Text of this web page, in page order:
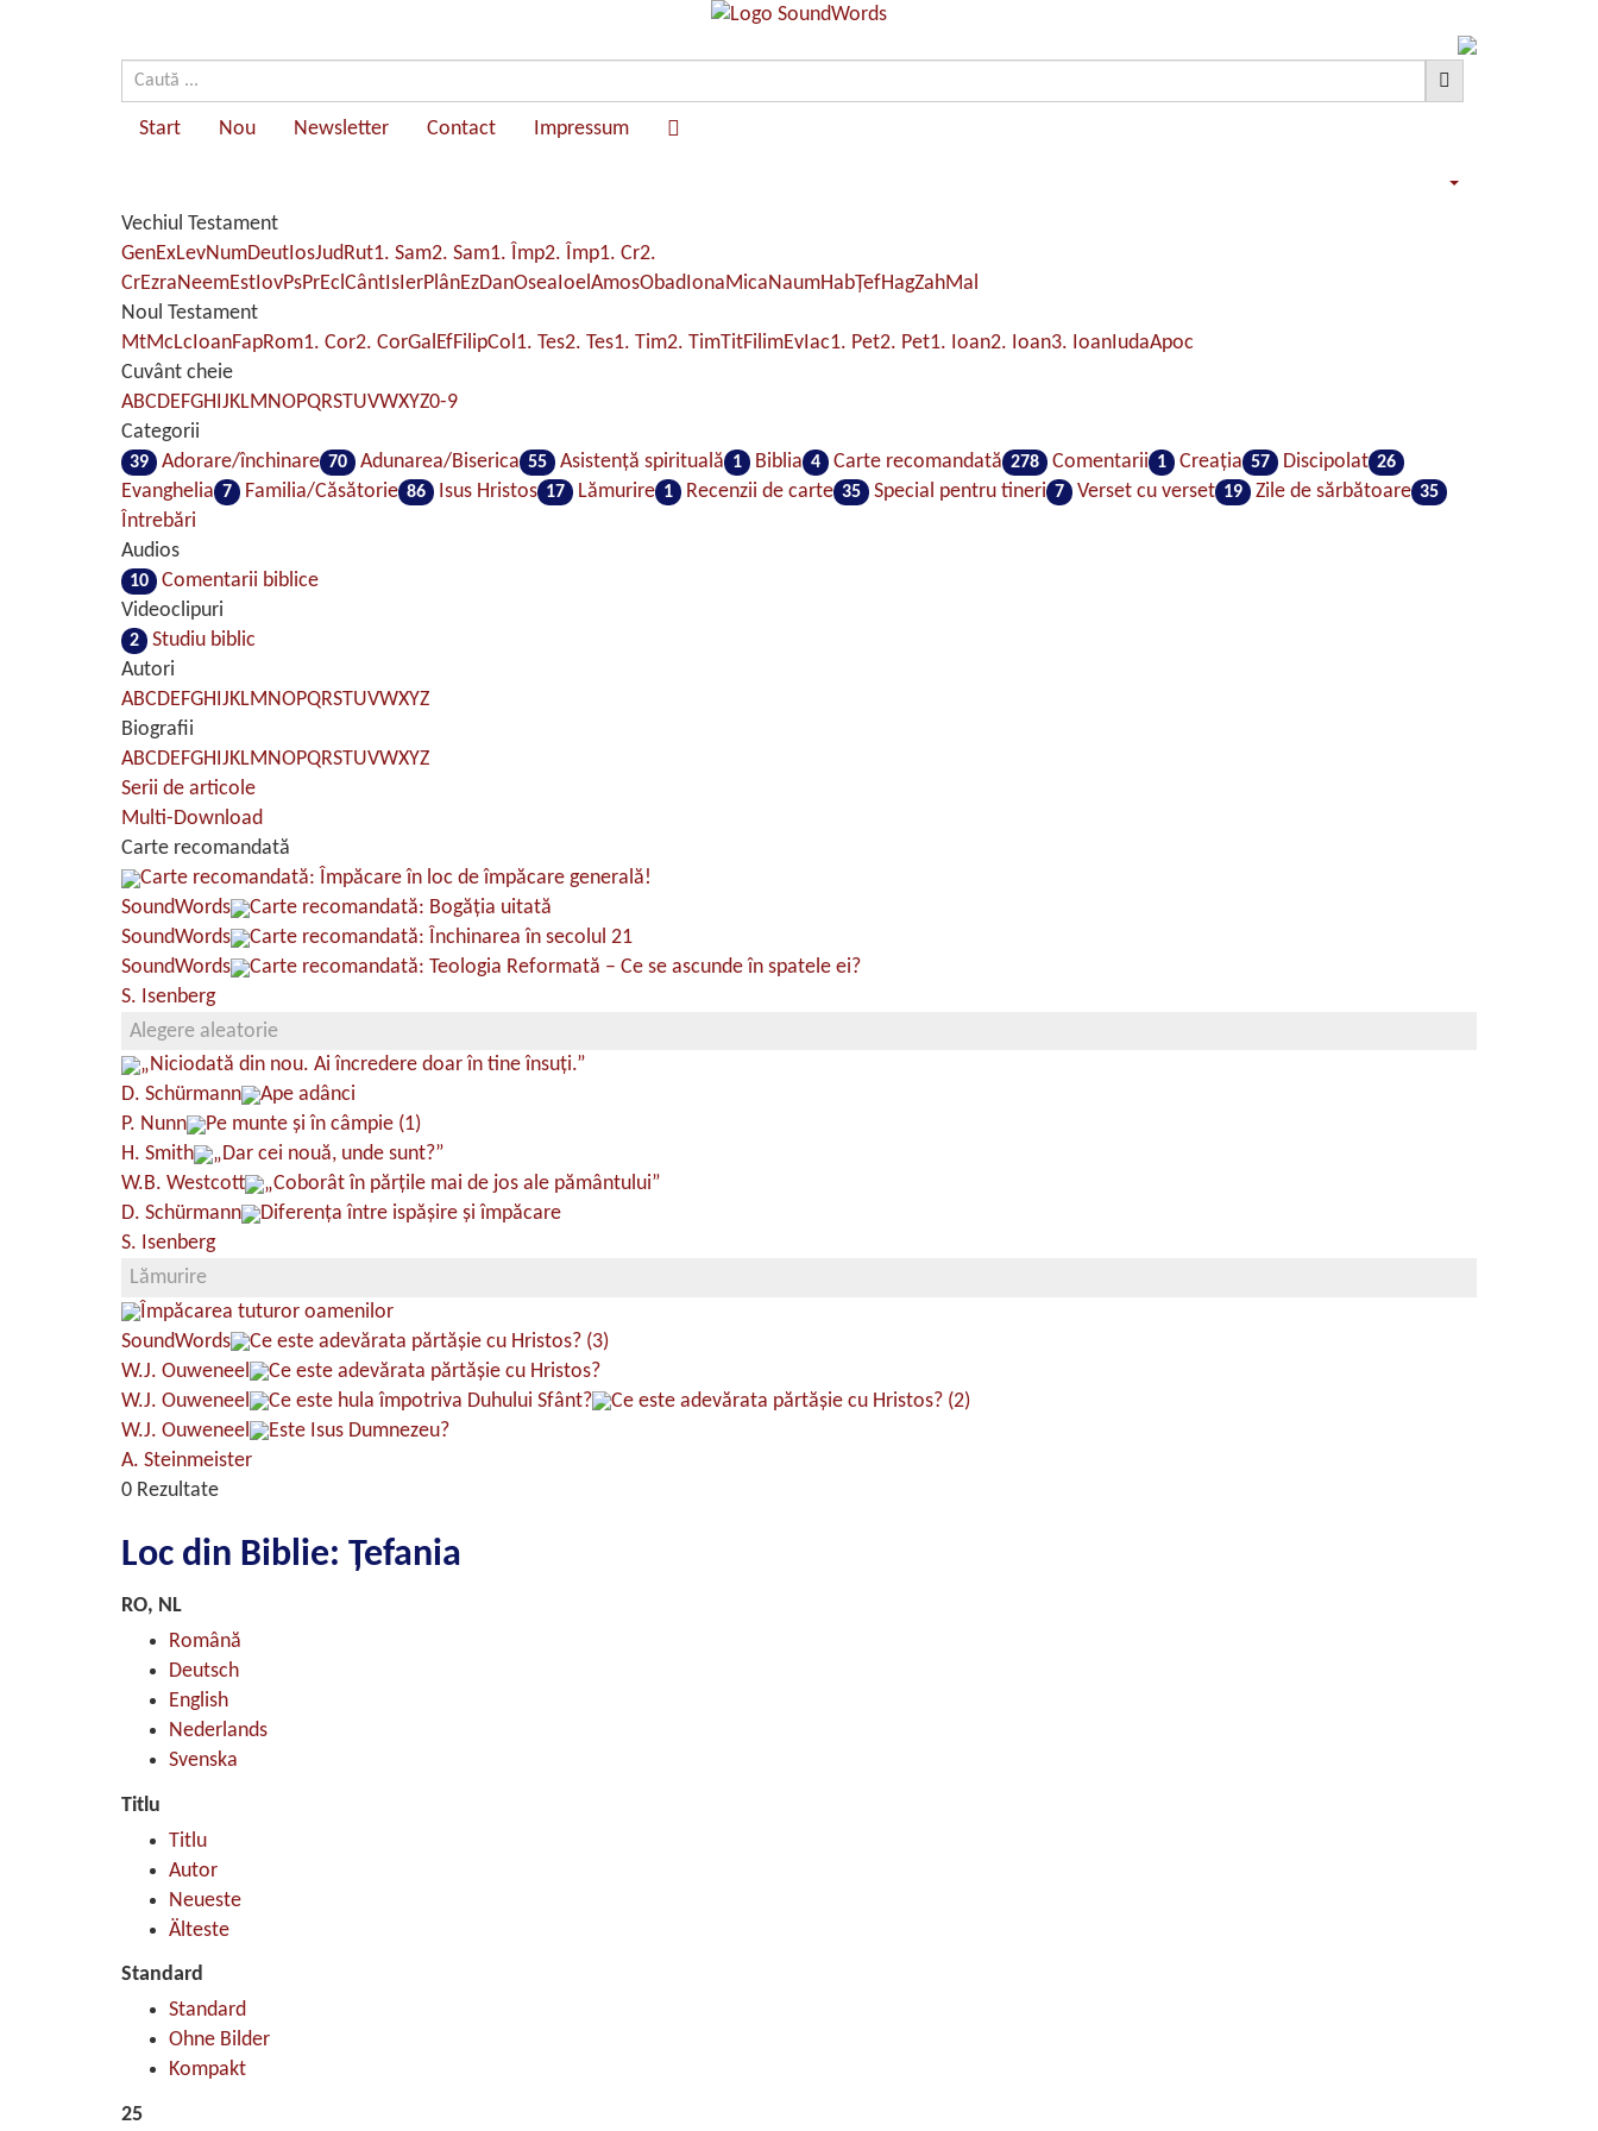
Start Nou Newsletter Contact Impressum
Vechiul Testament
GenExLevNumDeutIosJudRut1. Sam2. Sam1. Împ2. Împ1. Cr2.
CrEzraNeemEstIovPsPrEclCântIsIerPlânEzDanOseaIoelAmosObadIonaMicaNaumHabŢefHagZahMal
Noul Testament
MtMcLcIoanFapRom1. Cor2. CorGalEfFilipCol1. Tes2. Tes1. Tim2. TimTitFilimEvIac1. Pet2. Pet1. Ioan2. Ioan3. IoanIudaApoc
Cuvânt cheie
ABCDEFGHIJKLMNOPQRSTUVWXYZ0-9
Categorii
39 Adorare/închinare 70 Adunarea/Biserica 55 Asistenţă spirituală 1 Biblia 4 Carte recomandată 278 Comentarii 1 Creaţia 57 Discipolat 26
Evanghelia 7 Familia/Căsătorie 86 Isus Hristos 17 Lămurire 1 Recenzii de carte 35 Special pentru tineri 7 Verset cu verset 19 Zile de sărbătoare 35
Întrebări
Audios
10
Comentarii biblice
Videoclipuri
2
Studiu biblic
Autori
ABCDEFGHIJKLMNOPQRSTUVWXYZ
Biografii
ABCDEFGHIJKLMNOPQRSTUVWXYZ
Serii de articole
Multi-Download
Carte recomandată
Carte recomandată: Împăcare în loc de împăcare generală!
SoundWords
Carte recomandată: Bogăţia uitată
SoundWords
Carte recomandată: Închinarea în secolul 21
SoundWords
Carte recomandată: Teologia Reformată – Ce se ascunde în spatele ei?
S. Isenberg
Alegere aleatorie
„Niciodată din nou. Ai încredere doar în tine însuți.”
D. Schürmann
Ape adânci
P. Nunn
Pe munte şi în câmpie (1)
H. Smith
„Dar cei nouă, unde sunt?”
W.B. Westcott
„Coborât în părţile mai de jos ale pământului”
D. Schürmann
Diferența între ispășire și împăcare
S. Isenberg
Lămurire
Împăcarea tuturor oamenilor
SoundWords
Ce este adevărata părtăşie cu Hristos? (3)
W.J. Ouweneel
Ce este adevărata părtăşie cu Hristos?
W.J. Ouweneel
Ce este hula împotriva Duhului Sfânt?
Ce este adevărata părtăşie cu Hristos? (2)
W.J. Ouweneel
Este Isus Dumnezeu?
A. Steinmeister
0 Rezultate
Loc din Biblie: Ţefania
RO, NL
Română
Deutsch
English
Nederlands
Svenska
Titlu
Titlu
Autor
Neueste
Älteste
Standard
Standard
Ohne Bilder
Kompakt
25